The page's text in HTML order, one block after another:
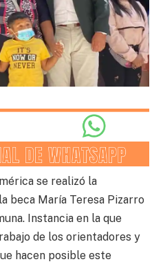
se realizó la
beca María Teresa Pizarro
Instancia en la que
de los orientadores y
hacen posible este